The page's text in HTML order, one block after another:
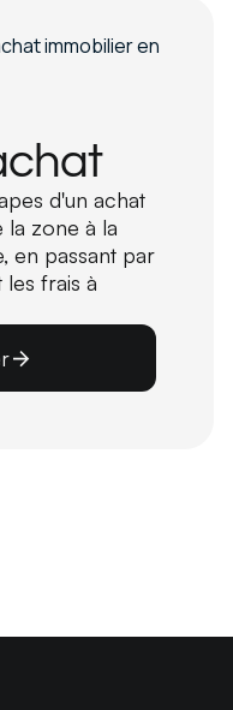
d'un achat
la zone à la
en passant par
les frais à